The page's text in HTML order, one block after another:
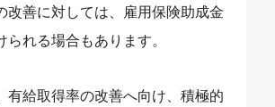
改善に対しては、雇用保険助成金
れる場合もあります。
有給取得率の改善へ向け、積極的